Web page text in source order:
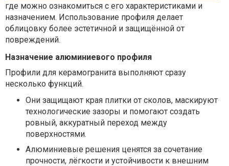
где можно ознакомиться с его характеристиками и
назначением. Использование профиля делает
облицовку более эстетичной и защищённой от
повреждений.
Назначение алюминиевого профиля
Профили для керамогранита выполняют сразу
несколько функций.
Они защищают края плитки от сколов, маскируют
технологические зазоры и помогают создать
ровный, аккуратный переход между
поверхностями.
Алюминиевые решения ценятся за сочетание
прочности, лёгкости и устойчивости к внешним